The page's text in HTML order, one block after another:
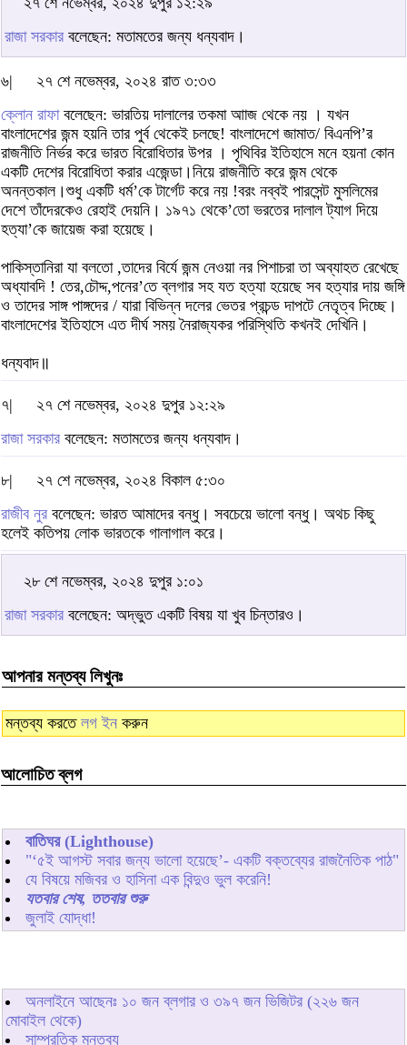
রাজা সরকার বলেছেন: মতামতের জন্য ধন্যবাদ।
৬|
২৭ শে নভেম্বর, ২০২৪ রাত ৩:৩৩
ক্লোন রাফাবলেছেন: ভারতিয় দালালের তকমা আাজ থেকে নয় । যখন
বাংলাদেশের জন্ম হয়নি তার পুর্ব থেকেই চলছে! বাংলাদেশে জামাত/ বিএনপি’র
রাজনীতি নির্ভর করে ভারত বিরোধিতার উপর । পৃথিবির ইতিহাসে মনে হয়না কোন
একটি দেশের বিরোধিতা করার এজেন্ডা।নিয়ে রাজনীতি করে জন্ম থেকে
অনন্তকাল।শুধু একটি ধর্ম’কে টার্গেট করে নয় !বরং নব্বই পারসেন্ট মুসলিমের
দেশে তাঁদেরকেও রেহাই দেয়নি। ১৯৭১ থেকে’তো ভরতের দালাল ট্যাগ দিয়ে
হত্যা’কে জায়েজ করা হয়েছে।
পাকিস্তানিরা যা বলতো ,তাদের বির্যে জন্ম নেওয়া নর পিশাচরা তা অব্যাহত রেখেছে
অধ্যাবদি ! তের,চৌদ্দ,পনের’তে ব্লগার সহ যত হত্যা হয়েছে সব হত্যার দায় জঙ্গি
ও তাদের সাঙ্গ পাঙ্গদের / যারা বিভিন্ন দলের ভেতর প্রচন্ড দাপটে নেতৃত্ব দিচ্ছে।
বাংলাদেশের ইতিহাসে এত দীর্ঘ সময় নৈরাজ্যকর পরিস্থিতি কখনই দেখিনি।
ধন্যবাদ॥
৭|
২৭ শে নভেম্বর, ২০২৪ দুপুর ১২:২৯
রাজা সরকার বলেছেন: মতামতের জন্য ধন্যবাদ।
৮|
২৭ শে নভেম্বর, ২০২৪ বিকাল ৫:৩০
রাজীব নুর বলেছেন: ভারত আমাদের বন্ধু। সবচেয়ে ভালো বন্ধু। অথচ কিছু
হলেই কতিপয় লোক ভারতকে গালাগাল করে।
২৮ শে নভেম্বর, ২০২৪ দুপুর ১:০১
রাজা সরকার বলেছেন: অদ্ভুত একটি বিষয় যা খুব চিন্তারও।
আপনার মন্তব্য লিখুনঃ
মন্তব্য করতে লগ ইন করুন
আলোচিত ব্লগ
বাতিঘর (Lighthouse)
"‘৫ই আগস্ট সবার জন্য ভালো হয়েছে’- একটি বক্তব্যের রাজনৈতিক পাঠ"
যে বিষয়ে মজিবর ও হাসিনা এক বিন্দুও ভুল করেনি!
যতবার শেষ, ততবার শুরু
জুলাই যোদ্ধা!
অনলাইনে আছেনঃ ১০ জন ব্লগার ও ৩৯৭ জন ভিজিটর (২২৬ জন
মোবাইল থেকে)
সাম্প্রতিক মন্তব্য